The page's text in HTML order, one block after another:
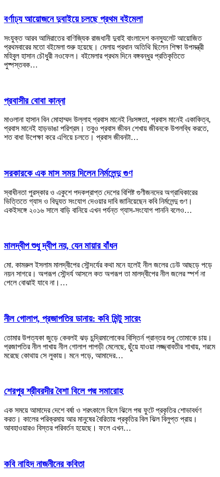
বর্ণাঢ্য আয়োজনে দুবাইয়ে চলছে প্রথম বইমেলা
সংযুক্ত আরব আমিরাতের বাণিজ্যিক রাজধানী দুবাই বাংলাদেশ কনস্যুলেট আয়োজিত
প্রথমবারের মতো বইমেলা শুরু হয়েছে। মেলায় প্রধান অতিথি ছিলেন শিক্ষা উপমন্ত্রী
মহিবুল হাসান চৌধুরী নওফেল। বইমেলার প্রথম দিনে বঙ্গবন্ধুর প্রতিকৃতিতে
পুষ্পস্তবক…
প্রবাসীর বোবা কান্না
মাওলানা হাসান বিন মোহাম্মদ উল্লাহ প্রবাস মানেই নিঃসঙ্গতা, প্রবাস মানেই একাকিত্ব,
প্রবাস মানেই হাড়ভাঙা পরিশ্রম। তবুও প্রবাস জীবন শেখায় জীবনকে উপলব্ধি করতে,
শত বাধা উপেক্ষা করে এগিয়ে চলতে। প্রবাস জীবনটা…
সরকারকে এক মাস সময় দিলেন নির্মলেন্দু গুণ
স্বাধীনতা পুরস্কার ও একুশে পদকপ্রাপ্ত দেশের বিশিষ্ট গুণীজনদের অগ্রাধিকারের
ভিত্তিতে গ্যাস ও বিদ্যুত সংযোগ দেওয়ার দাবি জানিয়েছেন কবি নির্মলেন্দু গুণ।
একইসঙ্গে ২০১৬ সালে বাড়ি বানিয়ে এখন পর্যন্ত গ্যাস-সংযোগ পাননি বলেও…
মালদ্বীপ শুধু দ্বীপ নয়, যেন মায়ার বাঁধন
মো. কামরুল ইসলাম মালদ্বীপের সৌন্দর্যের কথা মনে হলেই নীল জলের ঢেউ আছড়ে পড়ে
নয়ন সাগরে। অপরূপ সৌন্দর্য আসলে কত অপরূপ তা মালদ্বীপের নীল জলের স্পর্শ না
পেলে বোঝাই যাবে না।…
নীল গোলাপ, প্রজাপতির ডানায়: কবি মিন্টু সারেং
তোমার উপত্যকা জুড়ে কেবলই ঝড় চন্দ্রিমালোকের বিস্তির্ন প্রান্তর শুধু তোমাকে চায়।
প্রজাপতির নীল পাখায় নীল গোলাপ পাপড়ী মেলেছে, ছুঁয়ে যাওয়া লজ্জ্বাবতীর শাখায়, শরমে
মরেছে কোথায় সে লুকায়। মনে পড়ে, আমাদের…
শেরপুর শ্রীবরদীর বৈশা বিলে পদ্ম সমারোহ
এক সময়ে আমাদের দেশে বর্ষা ও শরৎকালে বিলে ঝিলে পদ্ম ফুটে প্রকৃতির শোভাবর্ধণ
করত। কালের পরিক্রমায় আর মানুষের বৈরিতায় প্রকৃতির বিল ঝিল বিলুপ্ত প্রায়।
আবহাওয়ারও বিস্তর পরিবর্তন হয়েছে। ফলে এখন…
কবি নাহিদ নাজনীনের কবিতা